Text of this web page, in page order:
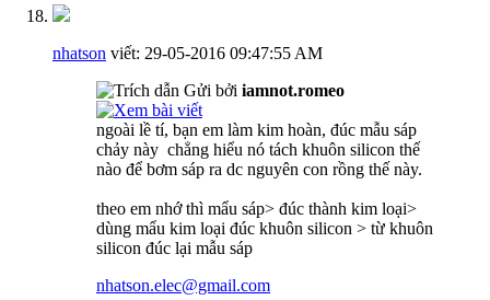
nhatson viết: 29-05-2016 09:47:55 AM
Gửi bởi iamnot.romeo
ngoài lề tí, bạn em làm kim hoàn, đúc mẫu sáp
chảy này chẳng hiểu nó tách khuôn silicon thế
nào để bơm sáp ra dc nguyên con rồng thế này.
theo em nhớ thì mẩu sáp> đúc thành kim loại>
dùng mẩu kim loại đúc khuôn silicon > từ khuôn
silicon đúc lại mẫu sáp
nhatson.elec@gmail.com